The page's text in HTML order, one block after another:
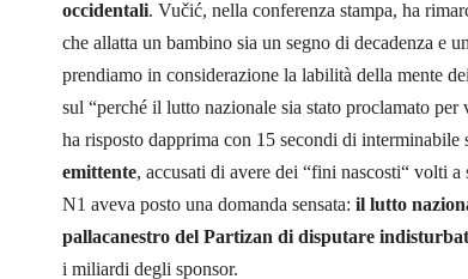
occidentali. Vučić, nella conferenza stampa, ha
che allatta un bambino sia un segno di decadenza e
prendiamo in considerazione la labilità della mente
sul “perché il lutto nazionale sia stato proclamato
ha risposto dapprima con 15 secondi di interminabile
emittente, accusati di avere dei “fini nascosti“ volti
N1 aveva posto una domanda sensata: il lutto
pallacanestro del Partizan di disputare
i miliardi degli sponsor.